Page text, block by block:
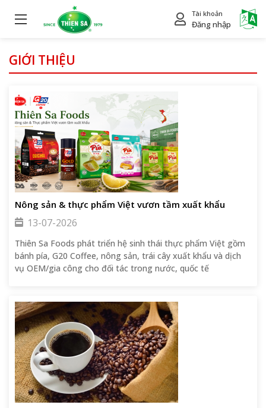
Tài khoản
Đăng nhập
GIỚI THIỆU
Nông sản & thực phẩm Việt vươn tầm xuất khẩu
13-07-2026
Thiên Sa Foods phát triển hệ sinh thái thực phẩm Việt gồm
bánh pía, G20 Coffee, nông sản, trái cây xuất khẩu và dịch
vụ OEM/gia công cho đối tác trong nước, quốc tế